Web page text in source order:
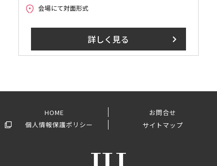
会場にて対面形式
詳しく見る
HOME
お問合せ
個人情報保護ポリシー
サイトマップ